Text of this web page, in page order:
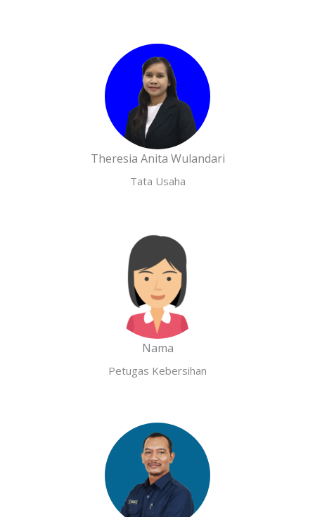
Theresia Anita Wulandari
Tata Usaha
Nama
Petugas Kebersihan